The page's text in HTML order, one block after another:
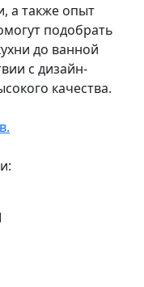
а также опыт
подобрать
до ванной
с дизайн-
качества.